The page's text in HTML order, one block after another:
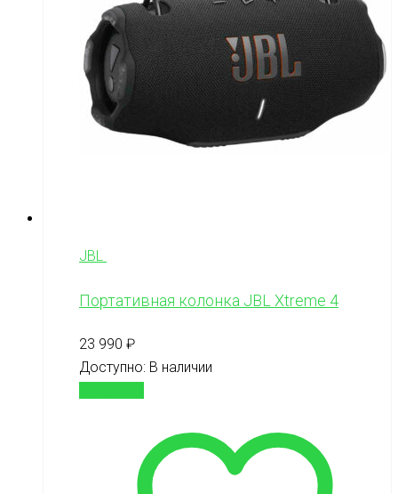
JBL
Портативная колонка JBL Xtreme 4
23 990 ₽
Доступно: В наличии